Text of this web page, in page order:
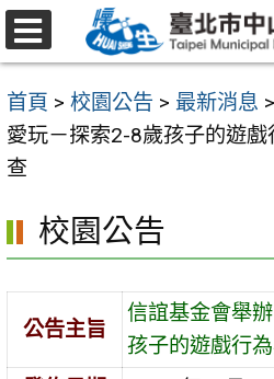
跳
至
要
內
容
首頁 > 校園公告 > 最新消息 >
愛玩－探索2-8歲孩子的遊
查
校園公告
公告主旨
信誼基金會舉
孩子的遊戲行
選
單